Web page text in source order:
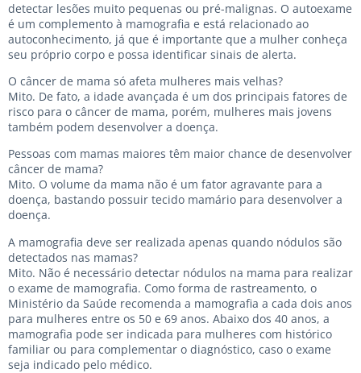
detectar lesões muito pequenas ou pré-malignas. O autoexame
é um complemento à mamografia e está relacionado ao
autoconhecimento, já que é importante que a mulher conheça
seu próprio corpo e possa identificar sinais de alerta.
O câncer de mama só afeta mulheres mais velhas?
Mito. De fato, a idade avançada é um dos principais fatores de
risco para o câncer de mama, porém, mulheres mais jovens
também podem desenvolver a doença.
Pessoas com mamas maiores têm maior chance de desenvolver
câncer de mama?
Mito. O volume da mama não é um fator agravante para a
doença, bastando possuir tecido mamário para desenvolver a
doença.
A mamografia deve ser realizada apenas quando nódulos são
detectados nas mamas?
Mito. Não é necessário detectar nódulos na mama para realizar
o exame de mamografia. Como forma de rastreamento, o
Ministério da Saúde recomenda a mamografia a cada dois anos
para mulheres entre os 50 e 69 anos. Abaixo dos 40 anos, a
mamografia pode ser indicada para mulheres com histórico
familiar ou para complementar o diagnóstico, caso o exame
seja indicado pelo médico.